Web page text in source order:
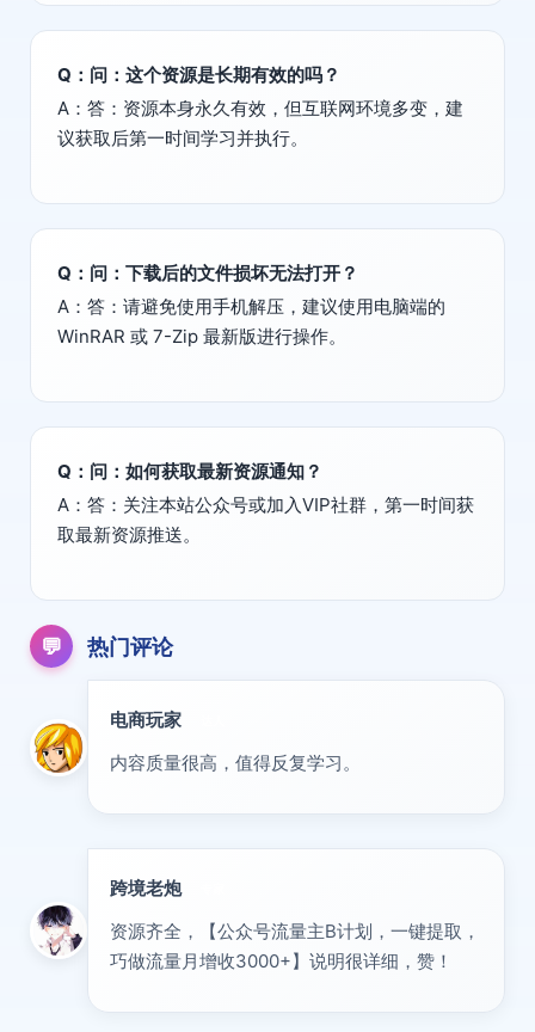
Q：问：这个资源是长期有效的吗？
A：答：资源本身永久有效，但互联网环境多变，建
议获取后第一时间学习并执行。
Q：问：下载后的文件损坏无法打开？
A：答：请避免使用手机解压，建议使用电脑端的
WinRAR 或 7-Zip 最新版进行操作。
Q：问：如何获取最新资源通知？
A：答：关注本站公众号或加入VIP社群，第一时间获
取最新资源推送。
💬 热门评论
电商玩家
内容质量很高，值得反复学习。
跨境老炮
资源齐全，【公众号流量主B计划，一键提取，
巧做流量月增收3000+】说明很详细，赞！